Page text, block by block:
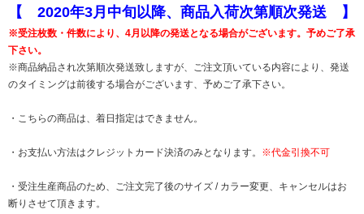
【 2020年3月中旬以降、商品入荷次第順次発送 】
※受注枚数・件数により、4月以降の発送となる場合がございます。予めご了承
下さい。
※商品納品され次第順次発送致しますが、ご注文頂いている内容により、発送
のタイミングは前後する場合がございます、予めご了承下さい。
・こちらの商品は、着日指定はできません。
・お支払い方法はクレジットカード決済のみとなります。 ※代金引換不可
・受注生産商品のため、ご注文完了後のサイズ / カラー変更、キャンセルはお
断りさせて頂きます。